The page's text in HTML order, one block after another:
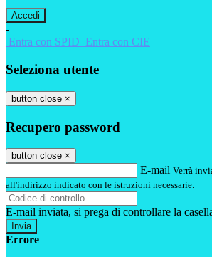
-
Entra con SPID Entra con CIE
Seleziona utente
button close ×
Recupero password
button close ×
E-mail Verrà
all'indirizzo indicato con le istruzioni necessarie.
E-mail inviata, si prega di controllare la
Errore